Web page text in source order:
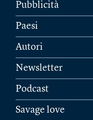
Pubblicità
Paesi
Autori
Newsletter
Podcast
Savage love